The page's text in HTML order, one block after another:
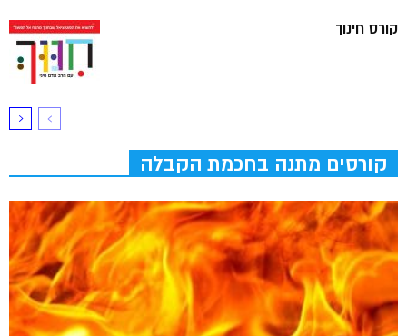
קורס חינוך
קורסים מתנה בחכמת הקבלה